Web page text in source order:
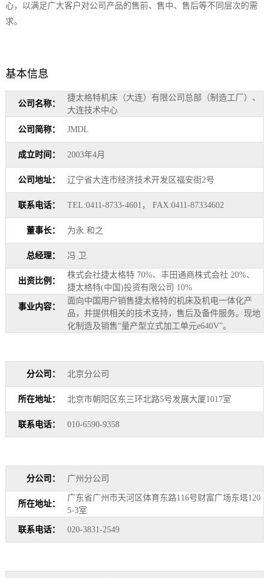
心，以满足广大客户对公司产品的售前、售中、售后等不同层次的需
求。
基本信息
公司名称：
捷太格特机床（大连）有限公司总部（制造工厂）、
大连技术中心
公司简称： JMDL
成立时间： 2003年4月
公司地址： 辽宁省大连市经济技术开发区福安街2号
联系电话： TEL:0411-8733-4601， FAX:0411-87334602
董事长： 为永 和之
总经理： 冯 卫
出资比例：
株式会社捷太格特 70%、丰田通商株式会社 20%、
捷太格特(中国)投资有限公司 10%
事业内容：
面向中国用户销售捷太格特的机床及机电一体化产
品，并提供相关的技术支持，售后及备件服务。现地
化制造及销售“量产型立式加工单元e640V”。
分公司： 北京分公司
所在地址： 北京市朝阳区东三环北路5号发展大厦1017室
联系电话： 010-6590-9358
分公司： 广州分公司
所在地址：
广东省广州市天河区体育东路116号财富广场东塔120
5-3室
联系电话： 020-3831-2549